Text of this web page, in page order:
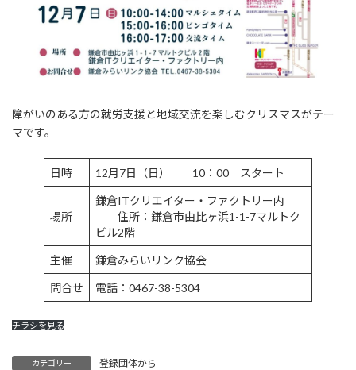
障がいのある方の就労支援と地域交流を楽しむクリスマスがテー
マです。
日時 12月7日（日） 10：00 スタート
場所
鎌倉ITクリエイター・ファクトリー内
住所：鎌倉市由比ヶ浜1-1-7マルトク
ビル2階
主催 鎌倉みらいリンク協会
問合せ 電話：0467-38-5304
チラシを見る
カテゴリー 登録団体から